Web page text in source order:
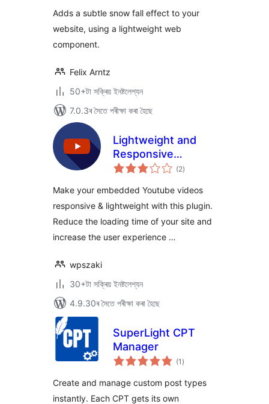
Adds a subtle snow fall effect to your
website, using a lightweight web
component.
Felix Arntz
50+টা সক্ৰিয় ইনষ্টলেশ্যন
7.0.3ৰ সৈতে পৰীক্ষা কৰা হৈছে
Lightweight and
Responsive
Youtube Embed
(2টা
মুঠ)
Make your embedded Youtube videos
responsive & lightweight with this plugin.
Reduce the loading time of your site and
increase the user experience …
wpszaki
30+টা সক্ৰিয় ইনষ্টলেশ্যন
4.9.30ৰ সৈতে পৰীক্ষা কৰা হৈছে
SuperLight CPT
Manager
(1 টা
মুঠ)
Create and manage custom post types
instantly. Each CPT gets its own